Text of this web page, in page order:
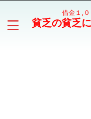
借金１,
貧乏の貧乏